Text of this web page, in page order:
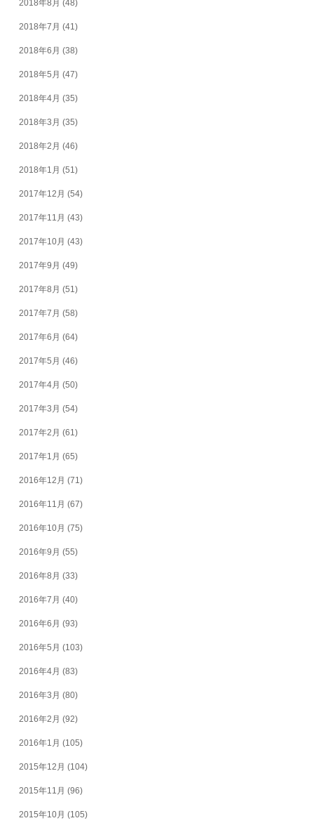
2018年8月 (48)
2018年7月 (41)
2018年6月 (38)
2018年5月 (47)
2018年4月 (35)
2018年3月 (35)
2018年2月 (46)
2018年1月 (51)
2017年12月 (54)
2017年11月 (43)
2017年10月 (43)
2017年9月 (49)
2017年8月 (51)
2017年7月 (58)
2017年6月 (64)
2017年5月 (46)
2017年4月 (50)
2017年3月 (54)
2017年2月 (61)
2017年1月 (65)
2016年12月 (71)
2016年11月 (67)
2016年10月 (75)
2016年9月 (55)
2016年8月 (33)
2016年7月 (40)
2016年6月 (93)
2016年5月 (103)
2016年4月 (83)
2016年3月 (80)
2016年2月 (92)
2016年1月 (105)
2015年12月 (104)
2015年11月 (96)
2015年10月 (105)